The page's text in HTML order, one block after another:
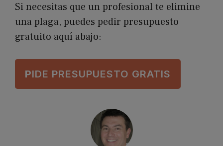
Si necesitas que un profesional te elimine
una plaga, puedes pedir presupuesto
gratuito aquí abajo:
PIDE PRESUPUESTO GRATIS